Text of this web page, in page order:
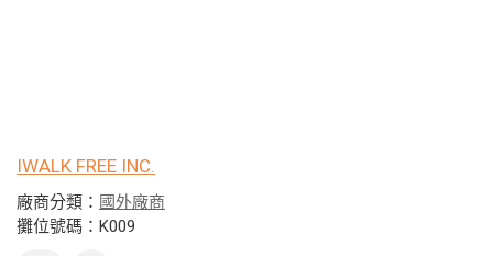
IWALK FREE INC.
廠商分類： 國外廠商
攤位號碼：K009